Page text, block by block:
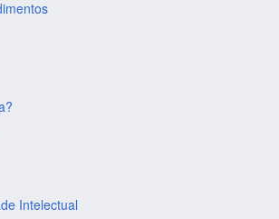
Intelectual